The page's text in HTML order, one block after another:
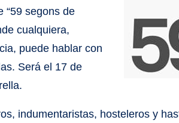
“59 segons de
cualquiera,
puede hablar con
Será el 17 de
indumentaristas, hosteleros y